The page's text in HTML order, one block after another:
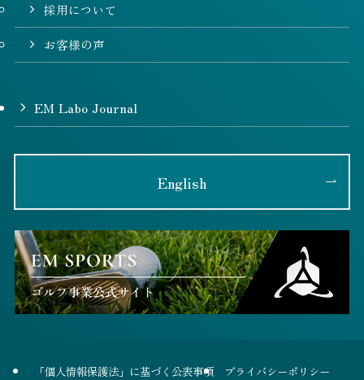
採用について
お客様の声
EM Labo Journal
English
「個人情報保護法」に基づく公表事項 プライバシーポリシー